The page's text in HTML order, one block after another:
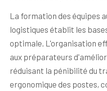
La formation des équipes
logistiques établit les
optimale. L'organisation
aux préparateurs
réduisant la pénibilité du
ergonomique des postes,